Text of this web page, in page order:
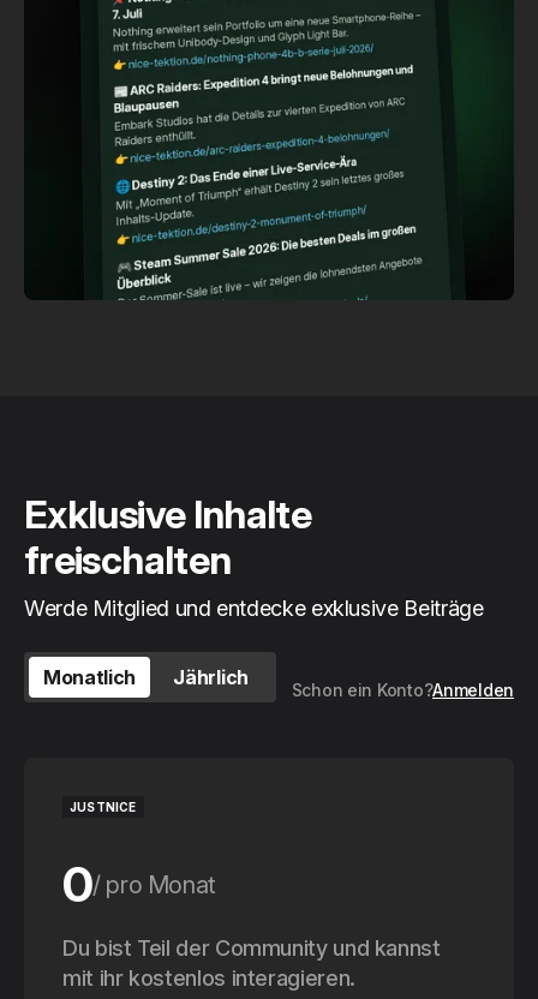
Exklusive Inhalte
freischalten
Werde Mitglied und entdecke exklusive Beiträge
Monatlich Jährlich
Schon ein Konto?Anmelden
JUSTNICE
0 pro Monat
0 pro Jahr
Du bist Teil der Community und kannst
mit ihr kostenlos interagieren.